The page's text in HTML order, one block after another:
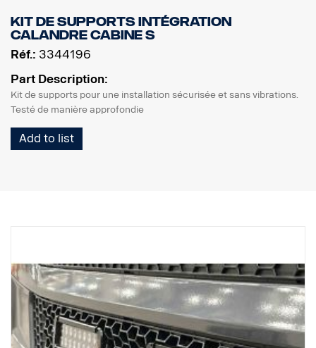
Kit de supports intégration
calandre cabine S
Réf.: 3344196
Part Description:
Kit de supports pour une installation sécurisée et sans vibrations.
Testé de manière approfondie
Add to list